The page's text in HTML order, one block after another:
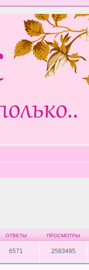
ОТВЕТЫ ПРОСМОТРЫ
6571 2583495